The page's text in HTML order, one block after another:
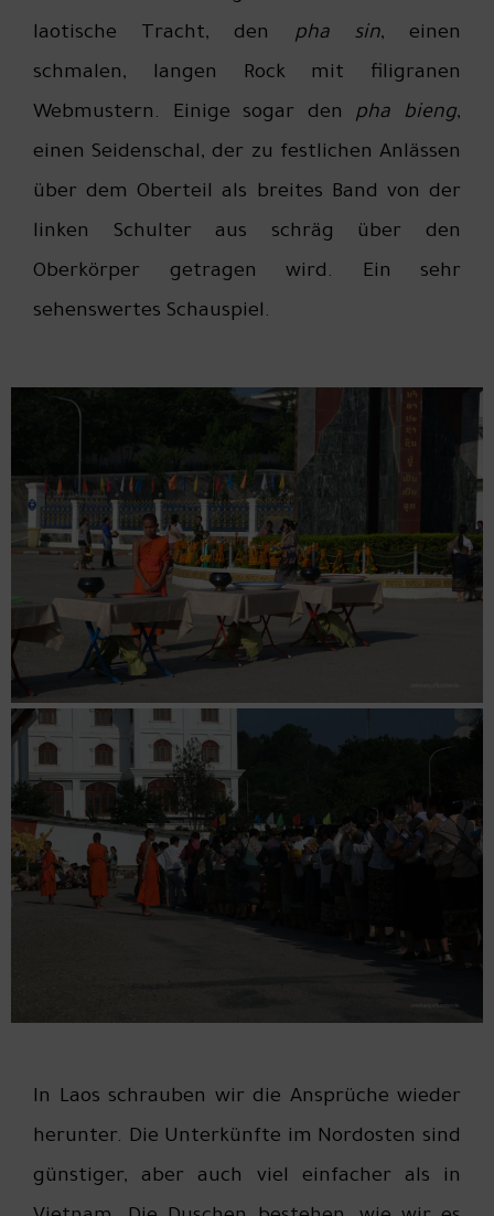
laotische Tracht, den pha sin, einen
schmalen, langen Rock mit filigranen
Webmustern. Einige sogar den pha bieng,
einen Seidenschal, der zu festlichen Anlässen
über dem Oberteil als breites Band von der
linken Schulter aus schräg über den
Oberkörper getragen wird. Ein sehr
sehenswertes Schauspiel.
In Laos schrauben wir die Ansprüche wieder
herunter. Die Unterkünfte im Nordosten sind
günstiger, aber auch viel einfacher als in